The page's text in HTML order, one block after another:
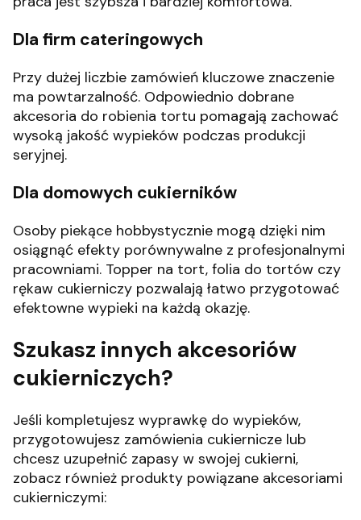
Dla firm cateringowych
Przy dużej liczbie zamówień kluczowe znaczenie
ma powtarzalność. Odpowiednio dobrane
akcesoria do robienia tortu pomagają zachować
wysoką jakość wypieków podczas produkcji
seryjnej.
Dla domowych cukierników
Osoby piekące hobbystycznie mogą dzięki nim
osiągnąć efekty porównywalne z profesjonalnymi
pracowniami. Topper na tort, folia do tortów czy
rękaw cukierniczy pozwalają łatwo przygotować
efektowne wypieki na każdą okazję.
Szukasz innych akcesoriów
cukierniczych?
Jeśli kompletujesz wyprawkę do wypieków,
przygotowujesz zamówienia cukiernicze lub
chcesz uzupełnić zapasy w swojej cukierni,
zobacz również produkty powiązane akcesoriami
cukierniczymi: